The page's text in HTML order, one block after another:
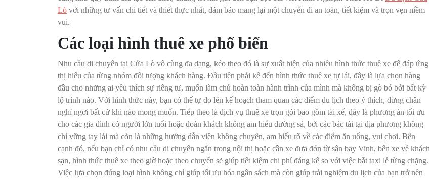
Lò với những tư vấn chi tiết và thiết thực nhất, đảm bảo mang lại một chuyến đi an toàn, tiết kiệm và trọn vẹn niềm
vui.
Các loại hình thuê xe phổ biến
Nhu cầu di chuyển tại Cửa Lò vô cùng đa dạng, kéo theo đó là sự xuất hiện của nhiều hình thức thuê xe để đáp ứng
thị hiếu của từng nhóm đối tượng khách hàng. Đầu tiên phải kể đến hình thức thuê xe tự lái, đây là lựa chọn hàng
đầu cho những ai yêu thích sự riêng tư, muốn làm chủ hoàn toàn hành trình của mình mà không bị gò bó bởi bất kỳ
lộ trình nào. Với hình thức này, bạn có thể tự do lên kế hoạch tham quan các điểm du lịch theo ý thích, dừng chân
nghỉ ngơi bất cứ khi nào mong muốn. Tiếp theo là dịch vụ thuê xe trọn gói bao gồm tài xế, đây là phương án tối ưu
cho các gia đình có người lớn tuổi hoặc đoàn khách không am hiểu đường sá, bởi các bác tài tại địa phương không
chỉ vững tay lái mà còn là những hướng dẫn viên không chuyên, am hiểu rõ về các điểm ăn uống, vui chơi. Bên
cạnh đó, nếu bạn chỉ có nhu cầu di chuyển ngắn trong nội thị hoặc cần xe đưa đón từ sân bay Vinh, bến xe về khách
sạn, hình thức thuê xe theo giờ hoặc theo chuyến sẽ giúp tiết kiệm chi phí đáng kể so với việc bắt taxi lẻ từng chặng.
Việc lựa chọn đúng loại hình không chỉ giúp tối ưu hóa ngân sách mà còn giúp trải nghiệm du lịch của bạn trở nên